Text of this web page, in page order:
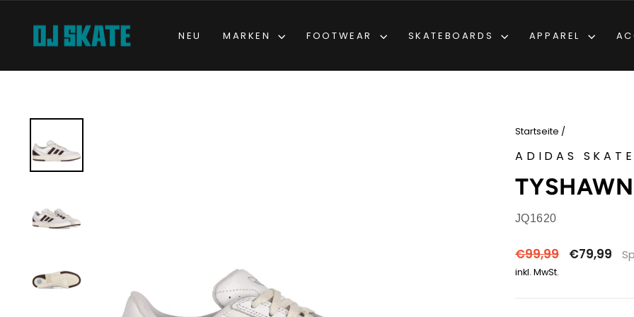
NEU MARKEN FOOTWEAR SKATEBOARDS APPAREL
Startseite /
ADIDAS
JQ1620
Normaler
Preis
€99,99 Sonderpreis
€79,99
inkl. MwSt.